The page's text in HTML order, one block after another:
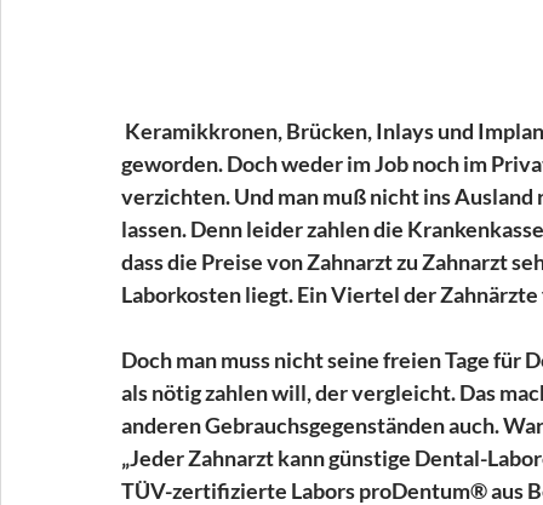
geworden. Doch weder im Job noch im
verzichten. Und man muß nicht ins
lassen. Denn leider zahlen die
dass die Preise von Zahnarzt zu Zahnarzt
Laborkosten liegt. Ein Viertel der
Doch man muss nicht seine freien Tage
als nötig zahlen will, der vergleicht. Das
anderen Gebrauchsgegenständen auch.
„Jeder Zahnarzt kann günstige Dental-
TÜV-zertifizierte Labors proDentum® aus